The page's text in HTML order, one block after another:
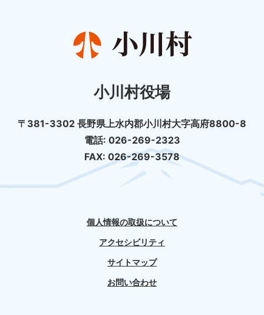
小川村役場
〒381-3302 長野県上水内郡小川村大字高府8800-8
電話: 026-269-2323
FAX: 026-269-3578
個人情報の取扱について
アクセシビリティ
サイトマップ
お問い合わせ